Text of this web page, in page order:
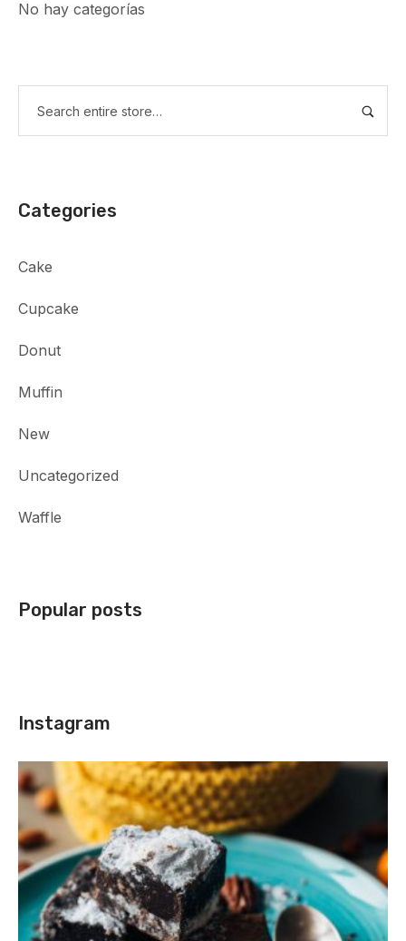
No hay categorías
Categories
Cake
Cupcake
Donut
Muffin
New
Uncategorized
Waffle
Popular posts
Instagram